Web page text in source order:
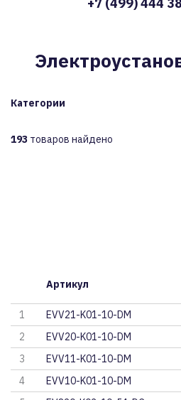
Категории
193 товаров найдено
Артикул
1 EVV21-K01-10-DM
2
EVV20-K01-10-DM
3
EVV11-K01-10-DM
4
EVV10-K01-10-DM